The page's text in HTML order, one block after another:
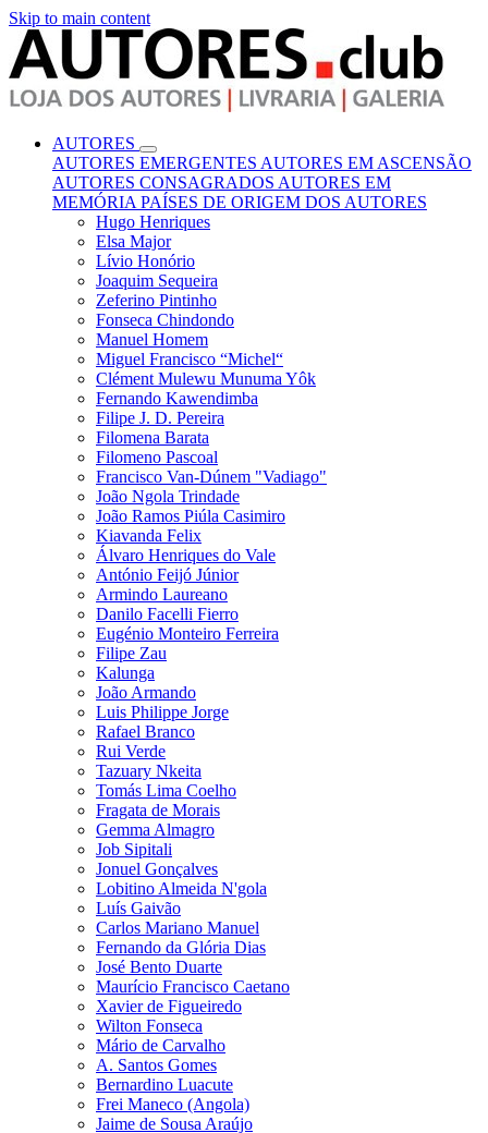
Skip to main content
AUTORES
AUTORES EMERGENTES AUTORES EM ASCENSÃO
AUTORES CONSAGRADOS AUTORES EM
MEMÓRIA PAÍSES DE ORIGEM DOS AUTORES
Hugo Henriques
Elsa Major
Lívio Honório
Joaquim Sequeira
Zeferino Pintinho
Fonseca Chindondo
Manuel Homem
Miguel Francisco “Michel“
Clément Mulewu Munuma Yôk
Fernando Kawendimba
Filipe J. D. Pereira
Filomena Barata
Filomeno Pascoal
Francisco Van-Dúnem "Vadiago"
João Ngola Trindade
João Ramos Piúla Casimiro
Kiavanda Felix
Álvaro Henriques do Vale
António Feijó Júnior
Armindo Laureano
Danilo Facelli Fierro
Eugénio Monteiro Ferreira
Filipe Zau
Kalunga
João Armando
Luis Philippe Jorge
Rafael Branco
Rui Verde
Tazuary Nkeita
Tomás Lima Coelho
Fragata de Morais
Gemma Almagro
Job Sipitali
Jonuel Gonçalves
Lobitino Almeida N'gola
Luís Gaivão
Carlos Mariano Manuel
Fernando da Glória Dias
José Bento Duarte
Maurício Francisco Caetano
Xavier de Figueiredo
Wilton Fonseca
Mário de Carvalho
A. Santos Gomes
Bernardino Luacute
Frei Maneco (Angola)
Jaime de Sousa Araújo